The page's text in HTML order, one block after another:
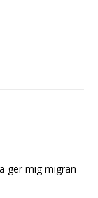
ger mig migrän